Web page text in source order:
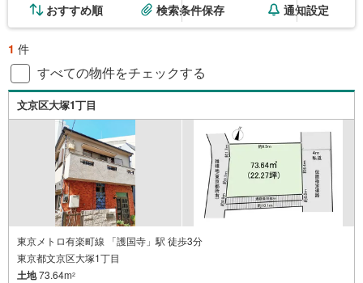
おすすめ順 検索条件保存 通知設定
1 件
すべての物件をチェックする
文京区大塚1丁目
東京メトロ有楽町線 「護国寺」駅 徒歩3分
東京都文京区大塚1丁目
土地73.64m2